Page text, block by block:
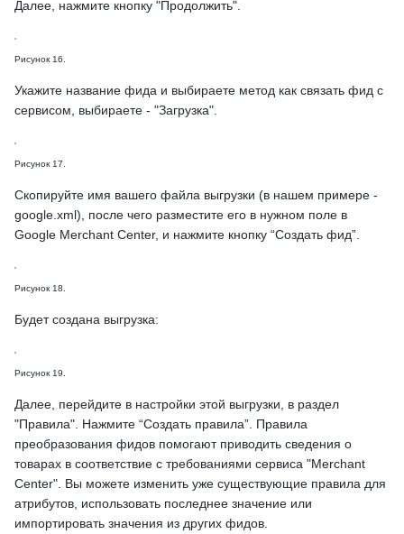
Далее, нажмите кнопку "Продолжить".
Рисунок 16.
Укажите название фида и выбираете метод как связать фид с
сервисом, выбираете - "Загрузка".
Рисунок 17.
Скопируйте имя вашего файла выгрузки (в нашем примере -
google.xml), после чего разместите его в нужном поле в
Google Merchant Center, и нажмите кнопку “Создать фид”.
Рисунок 18.
Будет создана выгрузка:
Рисунок 19.
Далее, перейдите в настройки этой выгрузки, в раздел
"Правила". Нажмите “Создать правила”. Правила
преобразования фидов помогают приводить сведения о
товарах в соответствие с требованиями сервиса "Merchant
Center". Вы можете изменить уже существующие правила для
атрибутов, использовать последнее значение или
импортировать значения из других фидов.